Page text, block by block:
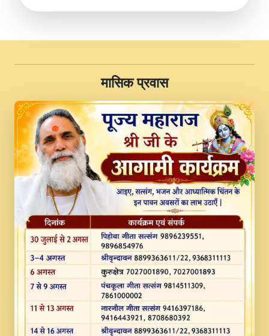
II Swami Gyananand Ji Maharaj.mp3
JINU SATGURU AAP BULAVE by Rasik
Pawan ji 20-11-19 Sankirtan At VEER JI
PRABHU KUTEER CHANNEL.mp3
Kina Sohna Tera Bhawan Sajaya Mata
Vaishno Devi Aarti Mata Rani Bhajan By
Lakhwinder Wadali Ji.mp3
MERE MANN VICH KANTH KALER
NEW PUNAJBI DEVOTIONAL SONG 2017
FULL VIDEO HD.mp3
Na To Roop Hai Bindu Ji Maharaj Pad - A
Divine Bhajan by Shri Indresh Ji
#BhaktiPath.mp3
Radha Rani Ki Kirpa Best Devotional
Song By Chitra Vichitra.mp3
​मासिक प्रवास